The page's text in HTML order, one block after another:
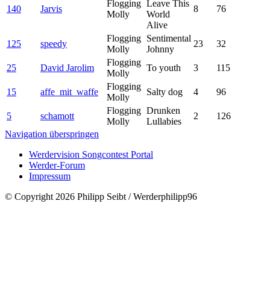
140 Jarvis
Flogging
Molly
Leave This
World
Alive
8 76
125 speedy
Flogging
Molly
Sentimental
Johnny
23 32
25 David Jarolim
Flogging
Molly
To youth 3 115
15 affe_mit_waffe
Flogging
Molly
Salty dog 4 96
5 schamott
Flogging
Molly
Drunken
Lullabies
2
126
Navigation überspringen
Werdervision Songcontest Portal
Werder-Forum
Impressum
© Copyright 2026 Philipp Seibt / Werderphilipp96